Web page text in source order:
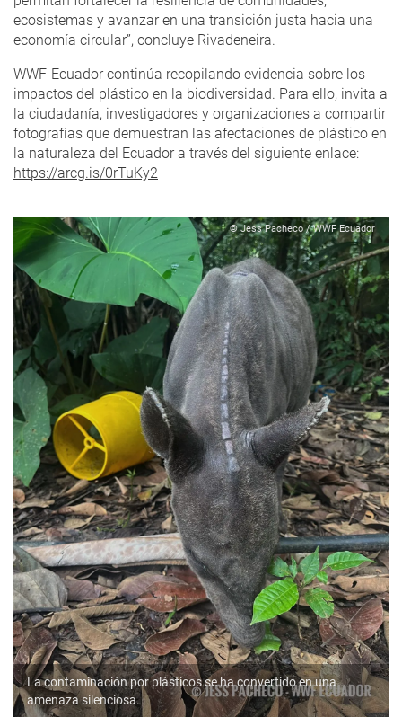
ecosistemas y avanzar en una transición justa hacia una
economía circular”, concluye Rivadeneira.
WWF-Ecuador continúa recopilando evidencia sobre los
impactos del plástico en la biodiversidad. Para ello, invita a
la ciudadanía, investigadores y organizaciones a compartir
fotografías que demuestran las afectaciones de plástico en
la naturaleza del Ecuador a través del siguiente enlace:
https://arcg.is/0rTuKy2
© Jess Pacheco / WWF Ecuador
La contaminación por plásticos se ha convertido en una
amenaza silenciosa.